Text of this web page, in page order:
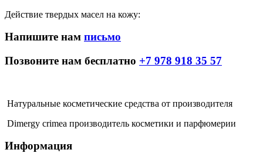
Действие твердых масел на кожу:
Напишите нам письмо
Позвоните нам бесплатно +7 978 918 35 57
Натуральные косметические средства от производителя
Dimergy crimea производитель косметики и парфюмерии
Информация